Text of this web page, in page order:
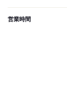
営業時間